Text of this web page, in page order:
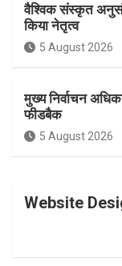
o
वैश्विक संस्कृत
किया नेतृत्व
5 August 2026
मुख्य निर्वाचन
फीडबैक
5 August 2026
Website